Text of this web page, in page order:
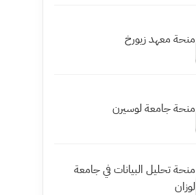
منحة معهد زيورخ
منحة جامعة لوسيرن
منحة تحليل البيانات في جامعة
لوزان